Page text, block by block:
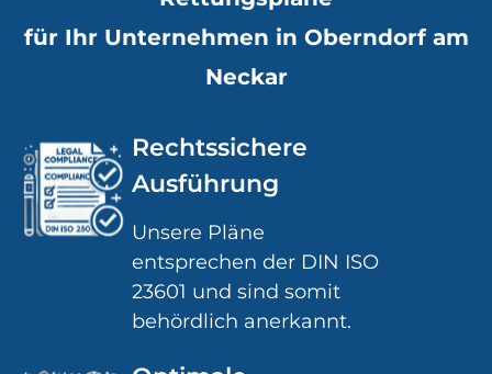
für Ihr Unternehmen in Oberndorf am
Neckar
Rechtssichere
Ausführung
Unsere Pläne
entsprechen der DIN ISO
23601 und sind somit
behördlich anerkannt.